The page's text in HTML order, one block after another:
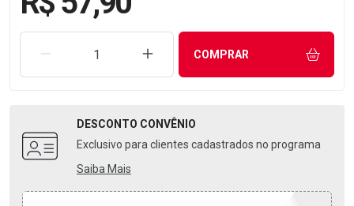
REMOVER UMA UNIDADEAUMENTAR UMA UNIDADE
COMPRAR
DESCONTO CONVÊNIO
Exclusivo para clientes cadastrados no programa
Saiba Mais